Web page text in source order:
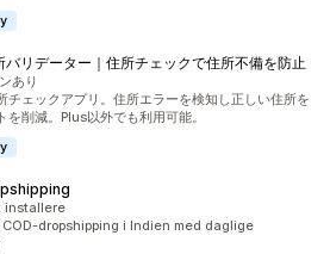
バリデーター｜住所チェックで住所不備を防止
あり
チェックアプリ。住所エラーを検知し正しい住所を
削減。Plus以外でも利用可能。
installere
dropshipping i Indien med daglige